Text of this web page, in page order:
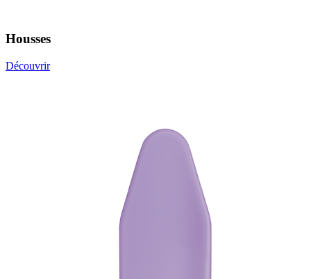
Housses
Découvrir